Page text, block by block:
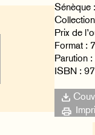
Sénèque
Prix de
Format :
Parution
ISBN :